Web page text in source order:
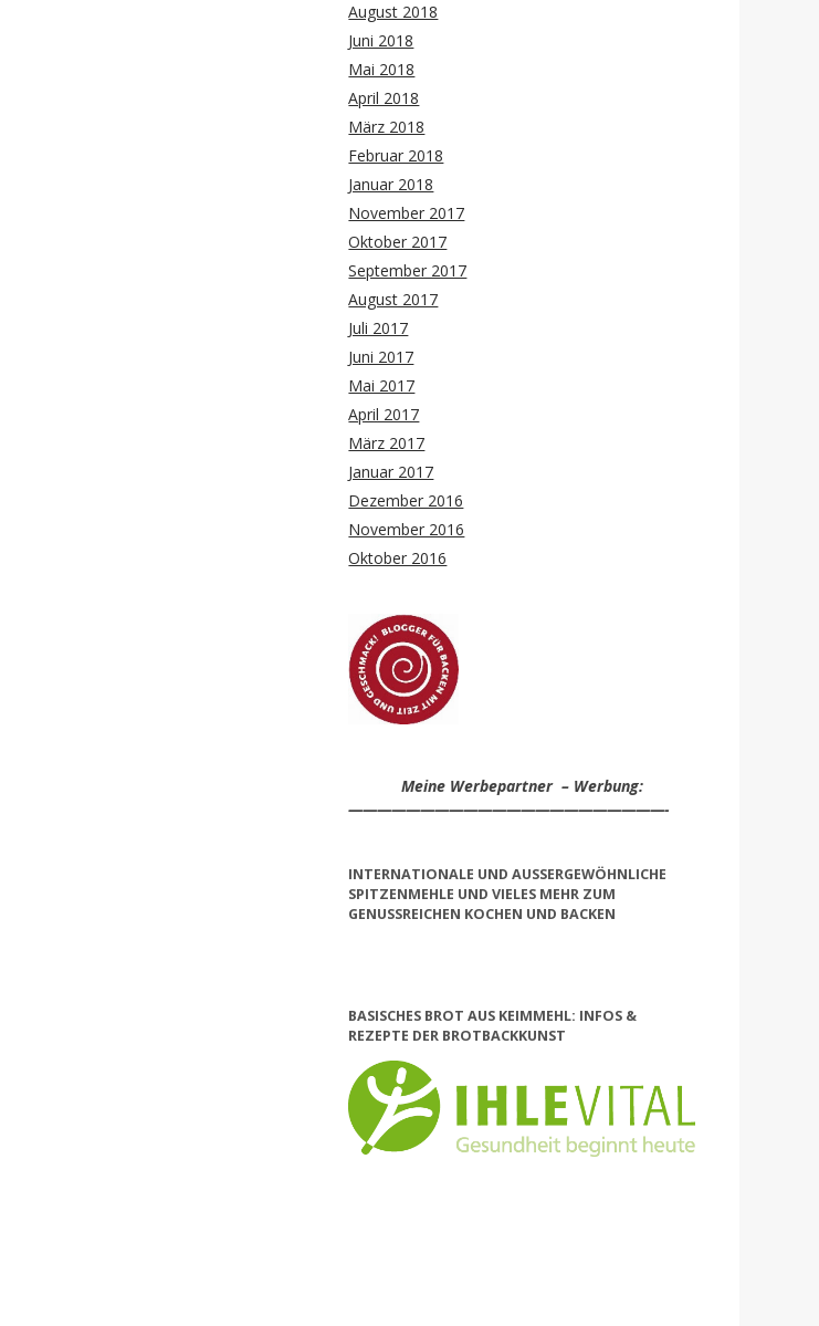
August 2018
Juni 2018
Mai 2018
April 2018
März 2018
Februar 2018
Januar 2018
November 2017
Oktober 2017
September 2017
August 2017
Juli 2017
Juni 2017
Mai 2017
April 2017
März 2017
Januar 2017
Dezember 2016
November 2016
Oktober 2016
Meine Werbepartner – Werbung:
——————————————————————-
INTERNATIONALE UND AUSSERGEWÖHNLICHE S
PITZENMEHLE UND VIELES MEHR ZUM G
ENUSSREICHEN KOCHEN UND BACKEN
BASISCHES BROT AUS KEIMMEHL: INFOS &
REZEPTE DER BROTBACKKUNST